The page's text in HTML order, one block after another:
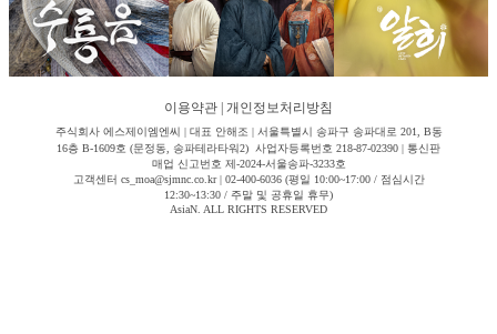
이용약관 개인정보처리방침
주식회사 에스제이엠엔씨 | 대표 안해조 | 서울특별시 송파구 송파대로 201, B동
16층 B-1609호 (문정동, 송파테라타워2) 사업자등록번호 218-87-02390 | 통신판
매업 신고번호 제-2024-서울송파-3233호
고객센터 cs_moa@sjmnc.co.kr | 02-400-6036 (평일 10:00~17:00 / 점심시간
12:30~13:30 / 주말 및 공휴일 휴무)
AsiaN. ALL RIGHTS RESERVED